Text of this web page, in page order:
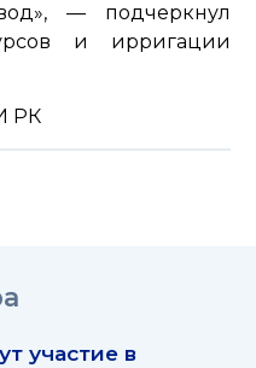
— подчеркнул
и ирригации
РК
участие в